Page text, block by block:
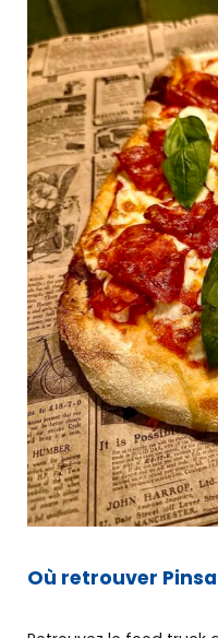
Découvrir
BGE
Créer
mon
Développer
mon
Me former
L’offre BGE
Où retrouver